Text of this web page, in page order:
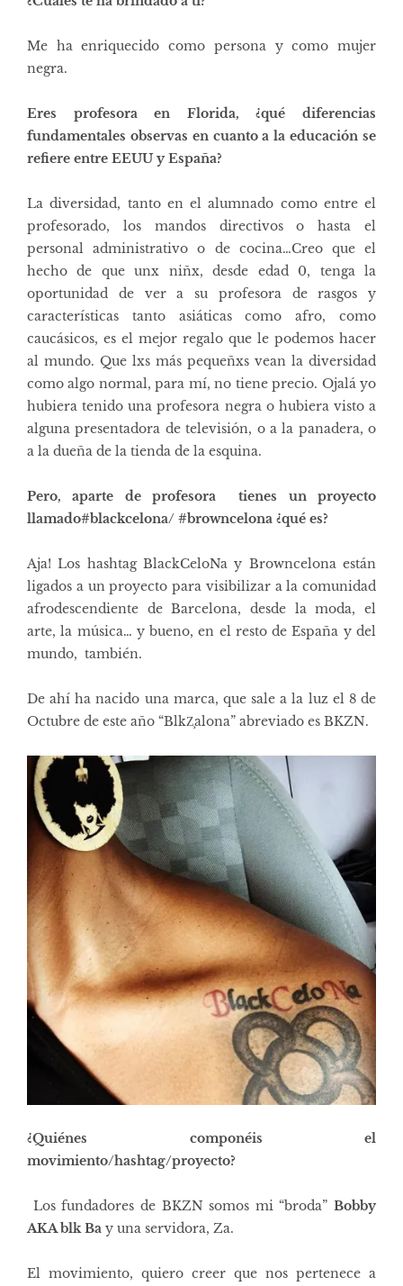
Me ha enriquecido como persona y como mujer
negra.
Eres profesora en Florida, ¿qué diferencias
fundamentales observas en cuanto a la educación se
refiere entre EEUU y España?
La diversidad, tanto en el alumnado como entre el
profesorado, los mandos directivos o hasta el
personal administrativo o de cocina…Creo que el
hecho de que unx niñx, desde edad 0, tenga la
oportunidad de ver a su profesora de rasgos y
características tanto asiáticas como afro, como
caucásicos, es el mejor regalo que le podemos hacer
al mundo. Que lxs más pequeñxs vean la diversidad
como algo normal, para mí, no tiene precio. Ojalá yo
hubiera tenido una profesora negra o hubiera visto a
alguna presentadora de televisión, o a la panadera, o
a la dueña de la tienda de la esquina.
Pero, aparte de profesora tienes un proyecto
llamado#blackcelona/ #browncelona ¿qué es?
Aja! Los hashtag BlackCeloNa y Browncelona están
ligados a un proyecto para visibilizar a la comunidad
afrodescendiente de Barcelona, desde la moda, el
arte, la música… y bueno, en el resto de España y del
mundo, también.
De ahí ha nacido una marca, que sale a la luz el 8 de
Octubre de este año “BlkZ̧alona” abreviado es BKZN.
¿Quiénes componéis el
movimiento/hashtag/proyecto?
Los fundadores de BKZN somos mi “broda” Bobby
AKA blk Ba y una servidora, Za.
El movimiento, quiero creer que nos pertenece a